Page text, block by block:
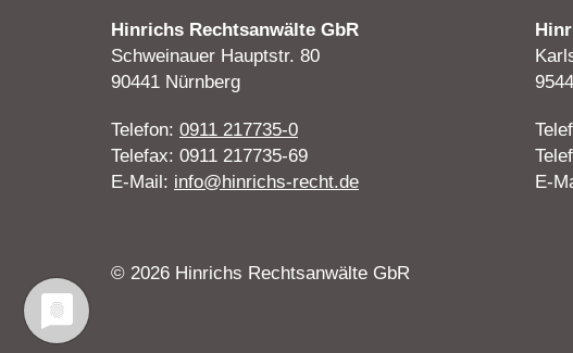
Hinrichs Rechtsanwälte GbR
Schweinauer Hauptstr. 80
90441 Nürnberg
Telefon: 0911 217735-0
Telefax: 0911 217735-69
E-Mail: info@hinrichs-recht.de
E-
© 2026 Hinrichs Rechtsanwälte GbR